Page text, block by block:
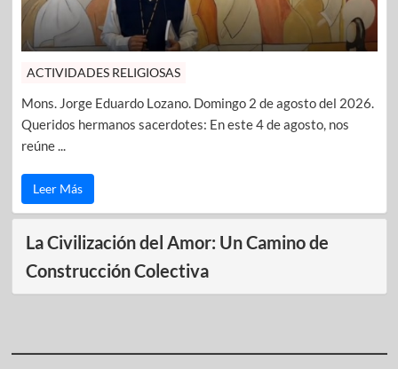
ACTIVIDADES RELIGIOSAS
Mons. Jorge Eduardo Lozano. Domingo 2 de agosto del 2026.
Queridos hermanos sacerdotes: En este 4 de agosto, nos
reúne ...
Leer Más
La Civilización del Amor: Un Camino de
Construcción Colectiva